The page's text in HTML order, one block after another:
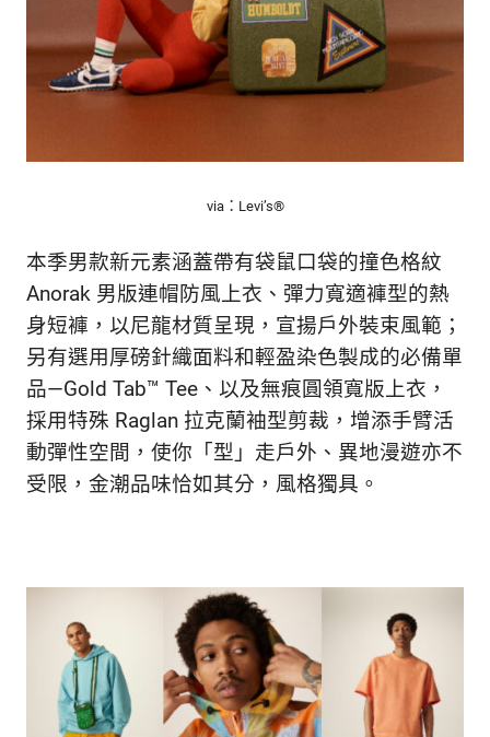
via：Levi’s®
本季男款新元素涵蓋帶有袋鼠口袋的撞色格紋
Anorak 男版連帽防風上衣、彈力寬適褲型的熱
身短褲，以尼龍材質呈現，宣揚戶外裝束風範；
另有選用厚磅針織面料和輕盈染色製成的必備單
品—Gold Tab™ Tee、以及無痕圓領寬版上衣，
採用特殊 Raglan 拉克蘭袖型剪裁，增添手臂活
動彈性空間，使你「型」走戶外、異地漫遊亦不
受限，金潮品味恰如其分，風格獨具。